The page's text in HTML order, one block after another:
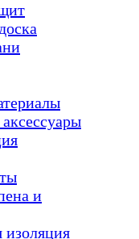
и
изоляция